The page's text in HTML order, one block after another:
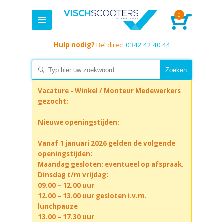
0
Hulp nodig? Bel direct0342 42 40 44
Vacature - Winkel / Monteur Medewerkers
gezocht:
Nieuwe openingstijden:
Vanaf 1 januari 2026 gelden de volgende
openingstijden:
Maandag gesloten: eventueel op afspraak.
Dinsdag t/m vrijdag:
09.00 – 12.00 uur
12.00 – 13.00 uur gesloten i.v.m.
lunchpauze
13.00 – 17.30 uur